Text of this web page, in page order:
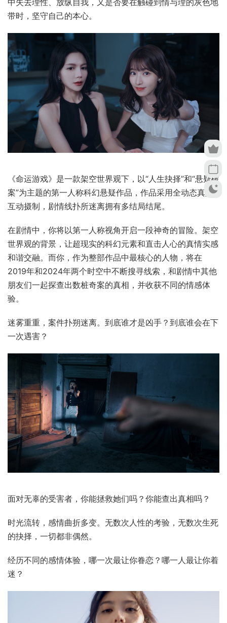
在《命运游戏》里，破解案件、找寻真相，有时候会有充满
有的平凡安乐换取充满风险的背后真相，是否要在危机的时
刻，用简单粗暴的方法拯救他人的性命，是否要在甜言蜜语
中失去理性、放纵自我，又是否要在触碰到情与理的灰色地
带时，坚守自己的本心。
《命运游戏》是一款架空世界观下，以“人生抉择”和“悬疑破
案”为主题的第一人称科幻悬疑作品，作品采用全动态真人
互动摄制，剧情线扑所迷离拥有多结局结尾。
在剧情中，你将以第一人称视角开启一段神奇的冒险。架空
和谐交融。而你，作为整部作品中最核心的人物，将在
2019年和2024年两个时空中不断搜寻线索，和剧情中其他
朋友们一起探查出数桩奇案的真相，并收获不同的情感体
迷雾重重，案件扑朔迷离。到底谁才是凶手？到底谁会在下
一次遇害？
面对无辜的受害者，你能拯救她们吗？你能查出真相吗？
时光流转，感情曲折多变。无数次人性的考验，无数次生死
的抉择，一切都非偶然。